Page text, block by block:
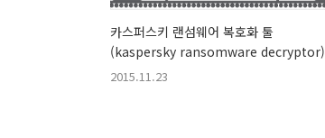
카스퍼스키 랜섬웨어 복호화 툴
(kaspersky ransomware decryptor)
2015.11.23